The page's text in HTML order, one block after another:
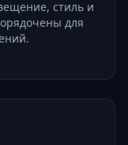
стиль и
для